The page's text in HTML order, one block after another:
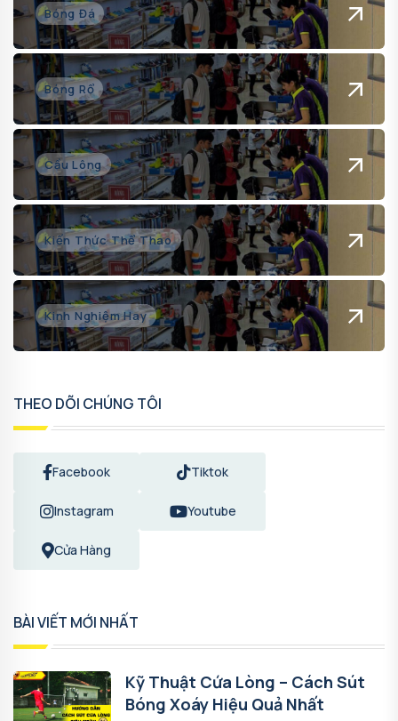
Bóng Đá
Bóng Rổ
Cầu Lông
Kiến Thức Thể Thao
Kinh Nghiệm Hay
THEO DÕI CHÚNG TÔI
Facebook Tiktok
Instagram Youtube
Cửa Hàng
BÀI VIẾT MỚI NHẤT
Kỹ Thuật Cứa Lòng – Cách Sút
Bóng Xoáy Hiệu Quả Nhất